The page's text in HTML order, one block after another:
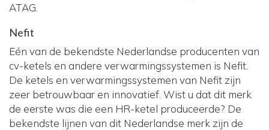
ATAG.
Nefit
Eén van de bekendste Nederlandse producenten van
cv-ketels en andere verwarmingssystemen is Nefit.
De ketels en verwarmingssystemen van Nefit zijn
zeer betrouwbaar en innovatief. Wist u dat dit merk
de eerste was die een HR-ketel produceerde? De
bekendste lijnen van dit Nederlandse merk zijn de